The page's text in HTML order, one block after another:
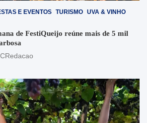
E EVENTOS TURISMO UVA & VINHO
de FestiQueijo reúne mais de 5 mil